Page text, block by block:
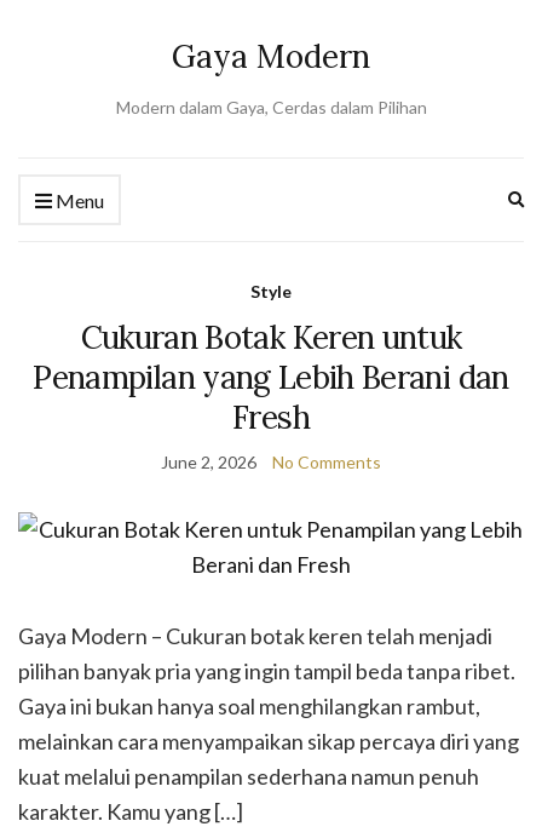
Gaya Modern
Modern dalam Gaya, Cerdas dalam Pilihan
Menu
Style
Cukuran Botak Keren untuk
Penampilan yang Lebih Berani dan
Fresh
June 2, 2026 No Comments
Gaya Modern – Cukuran botak keren telah menjadi
pilihan banyak pria yang ingin tampil beda tanpa ribet.
Gaya ini bukan hanya soal menghilangkan rambut,
melainkan cara menyampaikan sikap percaya diri yang
kuat melalui penampilan sederhana namun penuh
karakter. Kamu yang […]